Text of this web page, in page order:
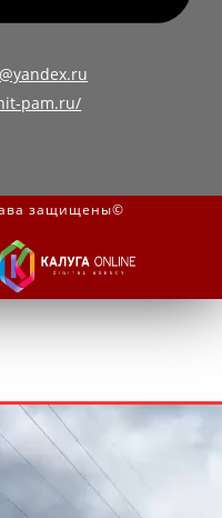
pam.ru/
защищены©